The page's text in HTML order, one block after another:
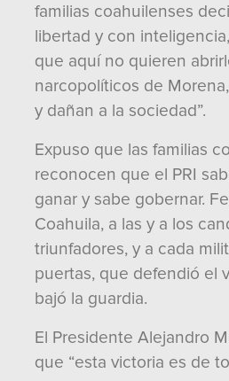
familias coahuilenses
libertad y con
que aquí no quieren
narcopolíticos de
y dañan a la sociedad”.
Expuso que las familias
reconocen que el PRI
ganar y sabe gobernar.
Coahuila, a las y a los
triunfadores, y a cada
puertas, que defendió el
bajó la guardia.
El Presidente Alejandro
que “esta victoria es de